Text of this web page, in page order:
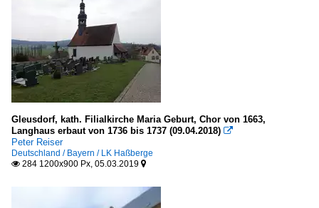
Gleusdorf, kath. Filialkirche Maria Geburt, Chor von 1663,
Langhaus erbaut von 1736 bis 1737 (09.04.2018) 
Peter Reiser
Deutschland / Bayern / LK Haßberge
 284 1200x900 Px, 05.03.2019 